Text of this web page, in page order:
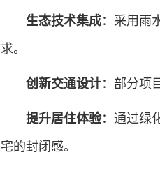
生态技术集成：采用雨
求。
创新交通设计：部分项
提升居住体验：通过绿
宅的封闭感。